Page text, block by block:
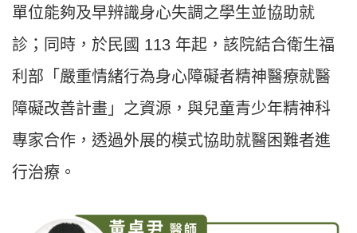
單位能夠及早辨識身心失調之學生並協助就
診；同時，於民國 113 年起，該院結合衛生福
利部「嚴重情緒行為身心障礙者精神醫療就醫
障礙改善計畫」之資源，與兒童青少年精神科
專家合作，透過外展的模式協助就醫困難者進
行治療。